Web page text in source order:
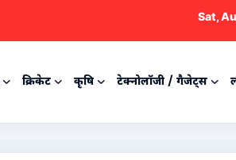
Sat,
क्रिकेट कृषि टेक्नोलॉजी / गैजेट्स